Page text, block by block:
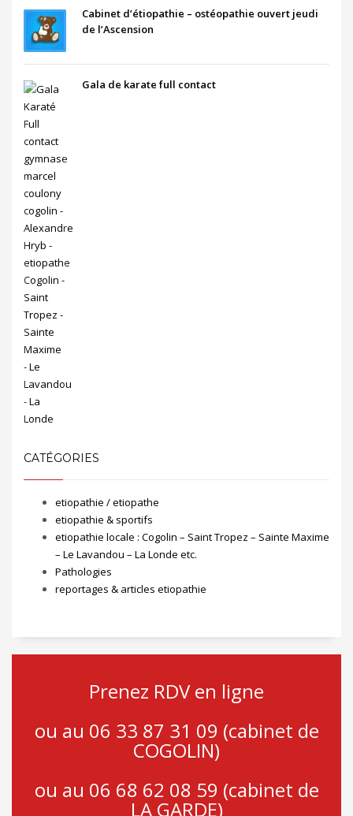
Cabinet d’étiopathie – ostéopathie ouvert jeudi
de l’Ascension
Gala de karate full contact
CATÉGORIES
etiopathie / etiopathe
etiopathie & sportifs
etiopathie locale : Cogolin – Saint Tropez – Sainte Maxime
– Le Lavandou – La Londe etc.
Pathologies
reportages & articles etiopathie
Prenez RDV en ligne
ou au 06 33 87 31 09 (cabinet de
COGOLIN)
ou au 06 68 62 08 59 (cabinet de
LA GARDE)